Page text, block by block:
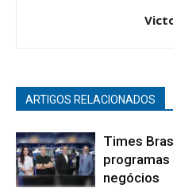
ARTIGOS RELACIONADOS
Times
negócios